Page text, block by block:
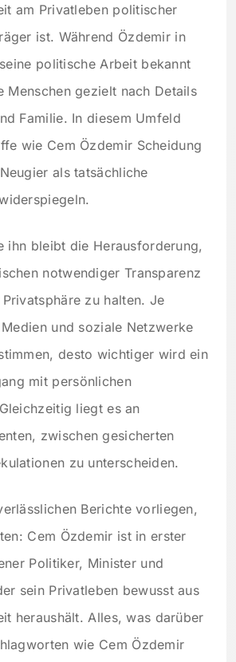
am Privatleben politischer
ist. Während Özdemir in
politische Arbeit bekannt
Menschen gezielt nach Details
Familie. In diesem Umfeld
wie Cem Özdemir Scheidung
als tatsächliche
ihn bleibt die Herausforderung,
notwendiger Transparenz
zu halten. Je
und soziale Netzwerke
desto wichtiger wird ein
mit persönlichen
liegt es an
zwischen gesicherten
zu unterscheiden.
Berichte vorliegen,
Cem Özdemir ist in erster
Politiker, Minister und
sein Privatleben bewusst aus
heraushält. Alles, was darüber
wie Cem Özdemir